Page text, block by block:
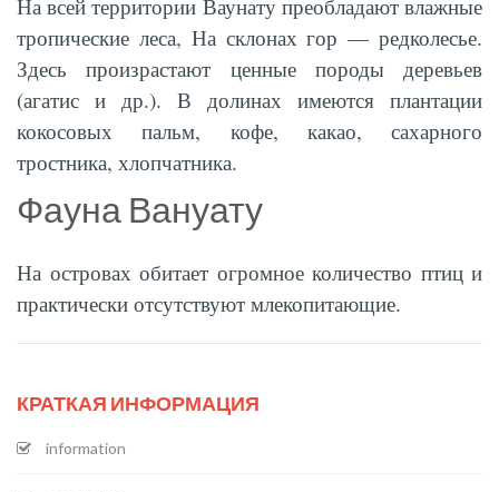
На всей территории Ваунату преобладают влажные
тропические леса, На склонах гор — редколесье.
Здесь произрастают ценные породы деревьев
(агатис и др.). В долинах имеются плантации
кокосовых пальм, кофе, какао, сахарного
тростника, хлопчатника.
Фауна Вануату
На островах обитает огромное количество птиц и
практически отсутствуют млекопитающие.
КРАТКАЯ ИНФОРМАЦИЯ
information